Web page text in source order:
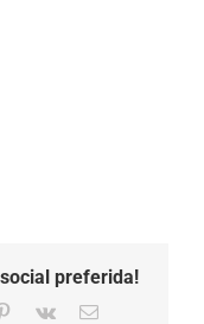
preferida!
Pinterest
Vk Email: